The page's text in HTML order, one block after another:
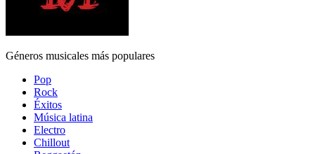
Géneros musicales más populares
Pop
Rock
Éxitos
Música latina
Electro
Chillout